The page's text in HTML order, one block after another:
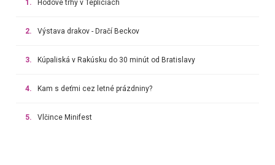
1. Hodové trhy v Tepliciach
2. Výstava drakov - Dračí Beckov
3. Kúpaliská v Rakúsku do 30 minút od Bratislavy
4. Kam s deťmi cez letné prázdniny?
5. Vlčince Minifest